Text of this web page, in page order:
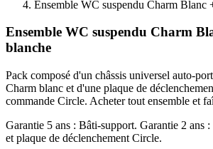
Ensemble WC suspendu Charm Blanc
Ensemble WC suspendu Charm
blanche
Pack composé d'un châssis universel auto-
Charm blanc et d'une plaque de
commande Circle. Acheter tout ensemble et
Garantie 5 ans : Bâti-support. Garantie 2 ans
et plaque de déclenchement Circle.